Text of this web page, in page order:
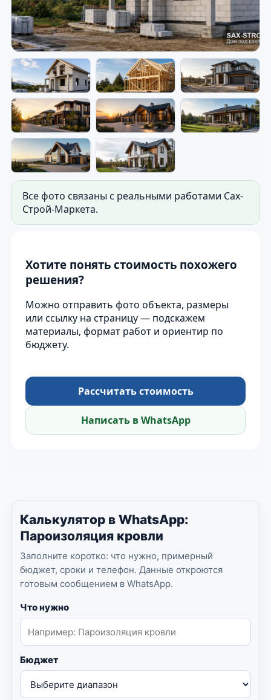
Дом под ключ — готовый дом
на участке.
Фото для витрины сайта: готовый дом на
участке. Используется как первые фото
слайдера.
Все фото связаны с реальными работами Сах-
Строй-Маркета.
Хотите понять стоимость похожего
решения?
Можно отправить фото объекта, размеры
или ссылку на страницу — подскажем
материалы, формат работ и ориентир по
бюджету.
Рассчитать стоимость
Написать в WhatsApp
Калькулятор в WhatsApp:
Пароизоляция кровли
Заполните коротко: что нужно, примерный
бюджет, сроки и телефон. Данные откроются
готовым сообщением в WhatsApp.
Что нужно
Бюджет